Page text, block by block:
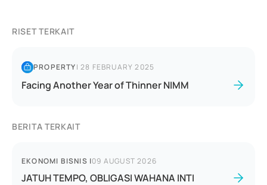
RISET TERKAIT
PROPERTY|28 FEBRUARY 2025
Facing Another Year of Thinner NIMM
BERITA TERKAIT
EKONOMI BISNIS |09 AUGUST 2026
JATUH TEMPO, OBLIGASI WAHANA INTI